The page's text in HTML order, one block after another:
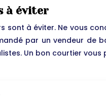
à éviter
sont à éviter. Ne vous
par un vendeur de
Un bon courtier